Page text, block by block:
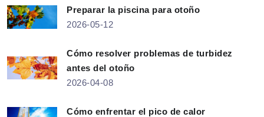
Preparar la piscina para otoño
2026-05-12
Cómo resolver problemas de turbidez
antes del otoño
2026-04-08
Cómo enfrentar el pico de calor